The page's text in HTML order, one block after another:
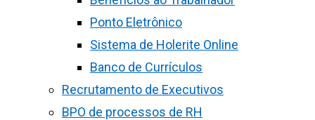
Ponto Eletrônico
Sistema de Holerite Online
Banco de Currículos
Recrutamento de Executivos
BPO de processos de RH